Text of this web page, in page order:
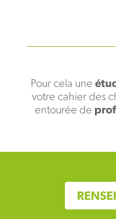
Pour cela une
votre cahier des
entourée de